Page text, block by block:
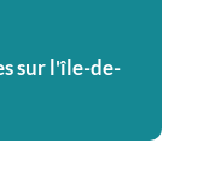
sur l'île-de-